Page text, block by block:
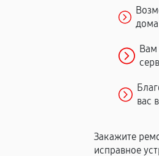
дома
Вам
вас
Закажите
исправное